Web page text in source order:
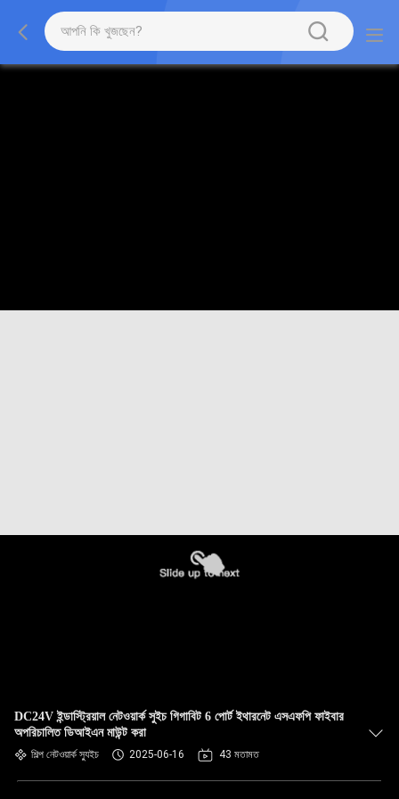
DC24V ইন্ডাস্ট্রিয়াল নেটওয়ার্ক সুইচ গিগাবিট 6 পোর্ট ইথারনেট এসএফপি ফাইবার
অপরিচালিত ডিআইএন মাউন্ট করা
শিল্প নেটওয়ার্ক স্যুইচ 2025-06-16 43 মতামত